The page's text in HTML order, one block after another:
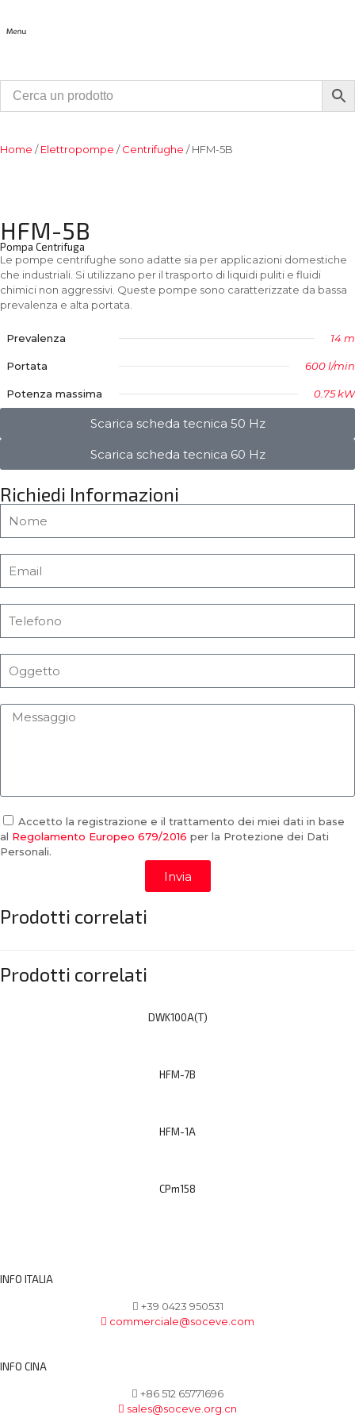
Home /Elettropompe /Centrifughe / HFM-5B
HFM-5B
Pompa Centrifuga
Le pompe centrifughe sono adatte sia per applicazioni domestiche
che industriali. Si utilizzano per il trasporto di liquidi puliti e fluidi
chimici non aggressivi. Queste pompe sono caratterizzate da bassa
prevalenza e alta portata.
Prevalenza 14 m
Portata 600 l/min
Potenza massima 0.75 kW
Scarica scheda tecnica 50 Hz
Scarica scheda tecnica 60 Hz
Richiedi Informazioni
Accetto la registrazione e il trattamento dei miei dati in base
al Regolamento Europeo 679/2016 per la Protezione dei Dati
Personali.
Invia
Prodotti correlati
Prodotti correlati
DWK100A(T)
HFM-7B
HFM-1A
CPm158
INFO ITALIA
+39 0423 950531
commerciale@soceve.com
INFO CINA
+86 512 65771696
sales@soceve.org.cn